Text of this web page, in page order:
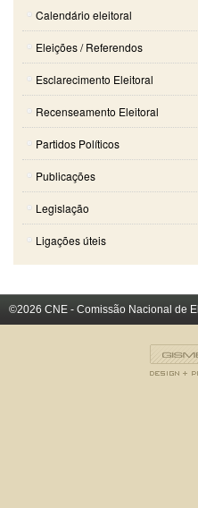
Calendário eleitoral
Eleições / Referendos
Esclarecimento Eleitoral
Recenseamento Eleitoral
Partidos Políticos
Publicações
Legislação
Ligações úteis
©2026 CNE - Comissão Nacional de